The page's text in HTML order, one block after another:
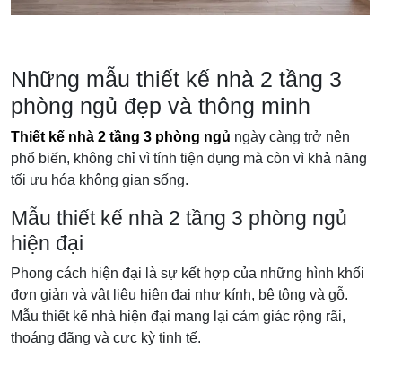
Những mẫu thiết kế nhà 2 tầng 3
phòng ngủ đẹp và thông minh
Thiết kế nhà 2 tầng 3 phòng ngủ ngày càng trở nên
phổ biến, không chỉ vì tính tiện dụng mà còn vì khả năng
tối ưu hóa không gian sống.
Mẫu thiết kế nhà 2 tầng 3 phòng ngủ
hiện đại
Phong cách hiện đại là sự kết hợp của những hình khối
đơn giản và vật liệu hiện đại như kính, bê tông và gỗ.
Mẫu thiết kế nhà hiện đại mang lại cảm giác rộng rãi,
thoáng đãng và cực kỳ tinh tế.